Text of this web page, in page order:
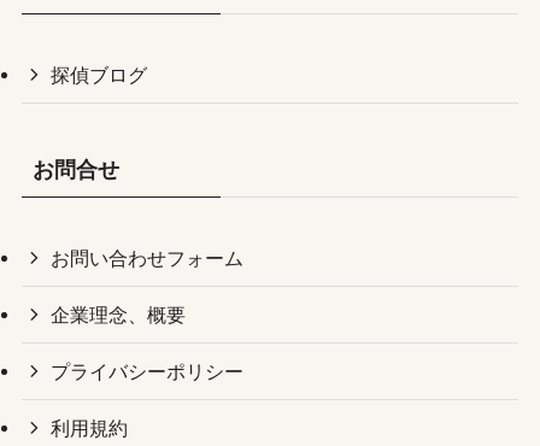
探偵ブログ
お問合せ
お問い合わせフォーム
企業理念、概要
プライバシーポリシー
利用規約